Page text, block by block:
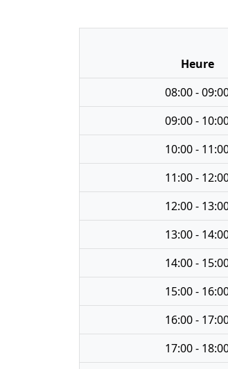
Heure
08:00 -
09:00 -
10:00 -
11:00 -
12:00 -
13:00 -
14:00 -
15:00 -
16:00 -
17:00 -